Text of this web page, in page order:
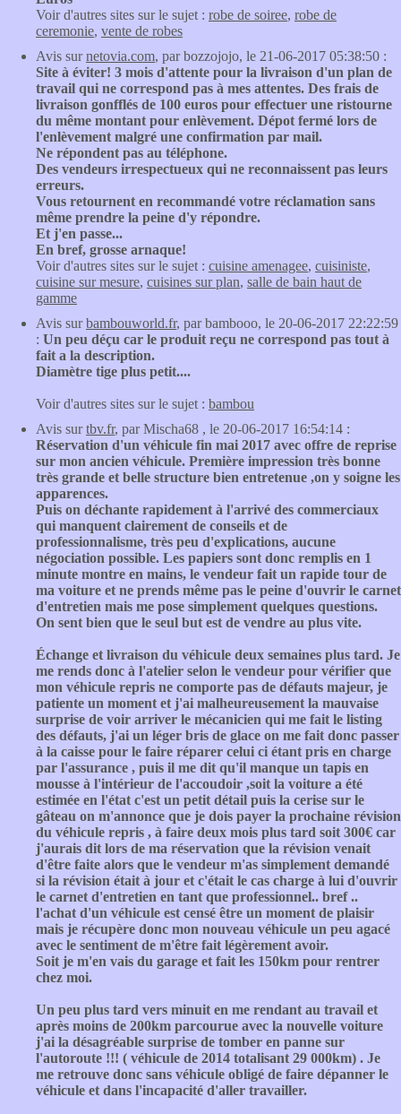
Voir d'autres sites sur le sujet : robe de soiree, robe de
ceremonie, vente de robes
Avis surnetovia.com, par bozzojojo, le 21-06-2017 05:38:50 :
Site à éviter! 3 mois d'attente pour la livraison d'un plan de
travail qui ne correspond pas à mes attentes. Des frais de
livraison gonfflés de 100 euros pour effectuer une ristourne
du même montant pour enlèvement. Dépot fermé lors de
l'enlèvement malgré une confirmation par mail.
Ne répondent pas au téléphone.
Des vendeurs irrespectueux qui ne reconnaissent pas leurs
erreurs.
Vous retournent en recommandé votre réclamation sans
même prendre la peine d'y répondre.
Et j'en passe...
En bref, grosse arnaque!
Voir d'autres sites sur le sujet : cuisine amenagee, cuisiniste,
cuisine sur mesure, cuisines sur plan, salle de bain haut de
gamme
Avis surbambouworld.fr, par bambooo, le 20-06-2017 22:22:59
: Un peu déçu car le produit reçu ne correspond pas tout à
fait a la description.
Diamètre tige plus petit....
Voir d'autres sites sur le sujet : bambou
Avis surtbv.fr, par Mischa68 , le 20-06-2017 16:54:14 :
Réservation d'un véhicule fin mai 2017 avec offre de reprise
sur mon ancien véhicule. Première impression très bonne
très grande et belle structure bien entretenue ,on y soigne les
apparences.
Puis on déchante rapidement à l'arrivé des commerciaux
qui manquent clairement de conseils et de
professionnalisme, très peu d'explications, aucune
négociation possible. Les papiers sont donc remplis en 1
minute montre en mains, le vendeur fait un rapide tour de
ma voiture et ne prends même pas le peine d'ouvrir le carnet
d'entretien mais me pose simplement quelques questions.
On sent bien que le seul but est de vendre au plus vite.
Échange et livraison du véhicule deux semaines plus tard. Je
me rends donc à l'atelier selon le vendeur pour vérifier que
mon véhicule repris ne comporte pas de défauts majeur, je
patiente un moment et j'ai malheureusement la mauvaise
surprise de voir arriver le mécanicien qui me fait le listing
des défauts, j'ai un léger bris de glace on me fait donc passer
à la caisse pour le faire réparer celui ci étant pris en charge
par l'assurance , puis il me dit qu'il manque un tapis en
mousse à l'intérieur de l'accoudoir ,soit la voiture a été
estimée en l'état c'est un petit détail puis la cerise sur le
gâteau on m'annonce que je dois payer la prochaine révision
du véhicule repris , à faire deux mois plus tard soit 300€ car
j'aurais dit lors de ma réservation que la révision venait
d'être faite alors que le vendeur m'as simplement demandé
si la révision était à jour et c'était le cas charge à lui d'ouvrir
le carnet d'entretien en tant que professionnel.. bref ..
l'achat d'un véhicule est censé être un moment de plaisir
mais je récupère donc mon nouveau véhicule un peu agacé
avec le sentiment de m'être fait légèrement avoir.
Soit je m'en vais du garage et fait les 150km pour rentrer
chez moi.
Un peu plus tard vers minuit en me rendant au travail et
après moins de 200km parcourue avec la nouvelle voiture
j'ai la désagréable surprise de tomber en panne sur
l'autoroute !!! ( véhicule de 2014 totalisant 29 000km) . Je
me retrouve donc sans véhicule obligé de faire dépanner le
véhicule et dans l'incapacité d'aller travailler.